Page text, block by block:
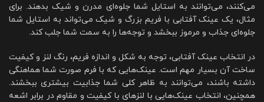
می‌کنند، می‌توانند به استایل شما جلوه‌ای مدرن و شیک بدهند. برای
مثال، یک عینک آفتابی با فریم بزرگ و شیک می‌تواند به استایل شما
جلوه‌ای جذاب و مرموز ببخشد و توجه‌ها را به سمت شما جلب کند.
در انتخاب عینک آفتابی، توجه به شکل و اندازه فریم، رنگ لنز و کیفیت
ساخت آن بسیار مهم است. عینک‌هایی که با فرم صورت شما هماهنگی
داشته باشند، می‌توانند به ظاهر کلی شما جذابیت بیشتری ببخشند.
همچنین، انتخاب عینک‌هایی با لنز‌های با کیفیت و مقاوم در برابر اشعه